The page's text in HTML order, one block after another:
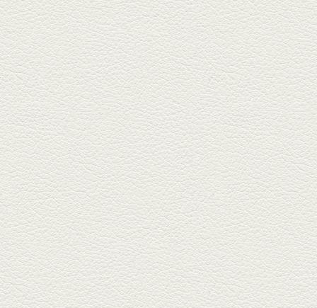
おばんざい三種盛＆麻婆
豆腐
東区月出『中華酒場アガレヤ』
は、スパイスが効いた一味違う
中華が...
2025年11月28日放送
ごま鯛＆牛すじ大根
名店揃いの並木坂ドルハウスビ
ルに今年生まれた新たな名店、
『家庭...
2025年11月7日放送
贅沢馬刺し盛合せ＆極上
馬肉しゃぶしゃぶ
籠町通り『熊本郷土料理 酒ト肴
もなか』で熊本県産の馬肉料理
を！...
2025年10月17日放送
ヒレ焼き＆牛ひれ肉汁カ
レー